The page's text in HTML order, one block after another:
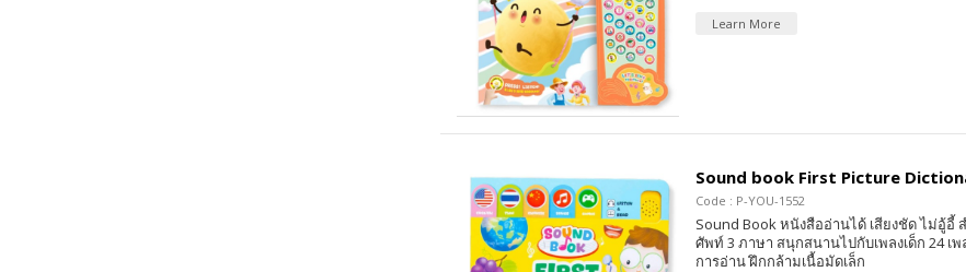
Learn More
Sound book First Picture
Code : P-YOU-1552
Sound Book หนังสืออ่านได้ เสียงชัด ไม่อู้อี้ ส
ศัพท์ 3 ภาษา สนุกสนานไปกับเพลงเด็ก 24 เ
การอ่าน ฝึกกล้ามเนื้อมัดเล็ก